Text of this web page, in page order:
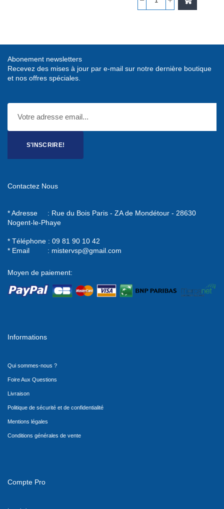
quantité
Abonement newsletters
Recevez des mises à jour par e-mail sur notre dernière boutique
et nos offres spéciales.
S'INSCRIRE!
Contactez Nous
* Adresse : Rue du Bois Paris - ZA de Mondétour - 28630
Nogent-le-Phaye
* Téléphone : 09 81 90 10 42
* Email : mistervsp@gmail.com
Moyen de paiement:
Informations
Qui sommes-nous ?
Foire Aux Questions
Livraison
Politique de sécurité et de confidentialité
Mentions légales
Conditions générales de vente
Compte Pro